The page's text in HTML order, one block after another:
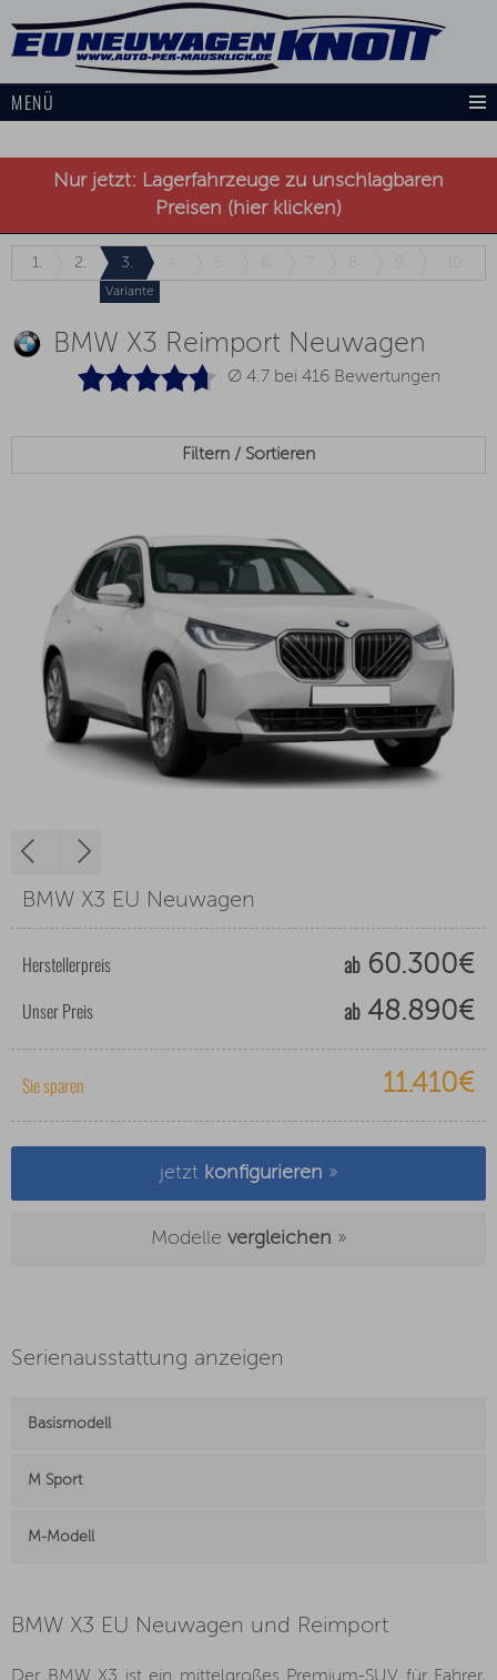
MENÜ
Nur jetzt: Lagerfahrzeuge zu unschlagbaren
Preisen (hier klicken)
1. 2. 3.
Variante
BMW X3 Reimport Neuwagen
Ø 4.7 bei 416 Bewertungen
Filtern / Sortieren
BMW X3 EU Neuwagen
Herstellerpreis ab60.300€
Unser Preis ab48.890€
Sie sparen 11.410€
jetzt konfigurieren »
Modelle vergleichen »
Serienausstattung anzeigen
Basismodell
M Sport
M-Modell
BMW X3 EU Neuwagen und Reimport